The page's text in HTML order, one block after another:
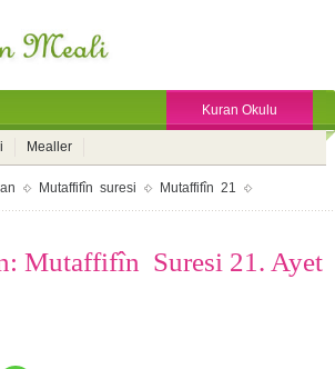
Kuran Okulu
Mealler
Mutaffifîn suresi Mutaffifîn 21
Mutaffifîn Suresi 21. Ayet